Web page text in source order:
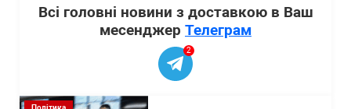
Всі головні новини з доставкою в Ваш
месенджер Телеграм
2